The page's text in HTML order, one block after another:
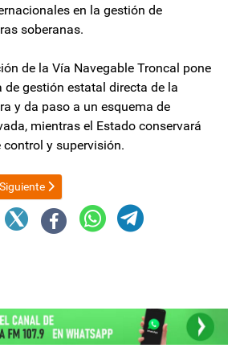
en la gestión de
soberanas.
de la Vía Navegable Troncal pone
de gestión estatal directa de la
y da paso a un esquema de
mientras el Estado conservará
y supervisión.
Fin del relato de Javier Milei y Luis Caputo: el
Artículo siguiente: Jalil y Zenteno supervisaron
Siguiente